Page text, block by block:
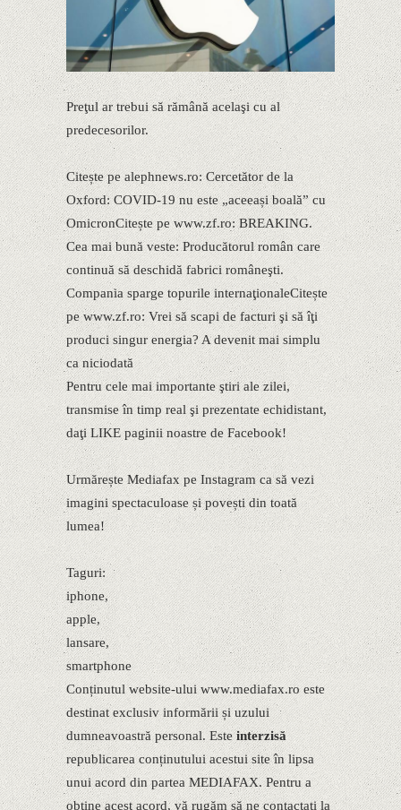
Preţul ar trebui să rămână acelaşi cu al
predecesorilor.
Citește pe alephnews.ro: Cercetător de la
Oxford: COVID-19 nu este „aceeași boală” cu
OmicronCitește pe www.zf.ro: BREAKING.
Cea mai bună veste: Producătorul român care
continuă să deschidă fabrici româneşti.
Compania sparge topurile internaţionaleCitește
pe www.zf.ro: Vrei să scapi de facturi şi să îţi
produci singur energia? A devenit mai simplu
ca niciodată
Pentru cele mai importante ştiri ale zilei,
transmise în timp real şi prezentate echidistant,
daţi LIKE paginii noastre de Facebook!
Urmărește Mediafax pe Instagram ca să vezi
imagini spectaculoase și povești din toată
lumea!
Taguri:
iphone,
apple,
lansare,
smartphone
Conținutul website-ului www.mediafax.ro este
destinat exclusiv informării și uzului
dumneavoastră personal. Esteinterzisă
republicarea conținutului acestui site în lipsa
unui acord din partea MEDIAFAX. Pentru a
obține acest acord, vă rugăm să ne contactați la